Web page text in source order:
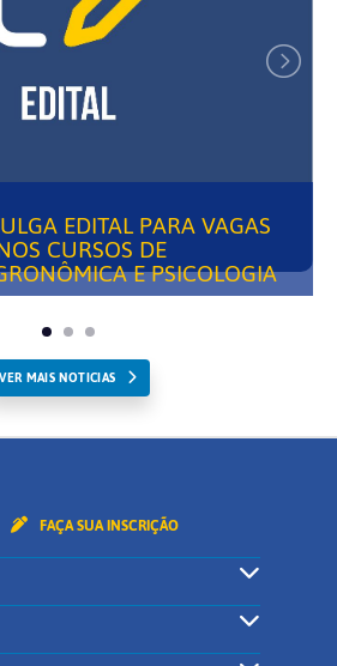
EDITAL PARA VAGAS
CURSOS DE
E PSICOLOGIA
VER MAIS NOTICIAS
FAÇA SUA INSCRIÇÃO